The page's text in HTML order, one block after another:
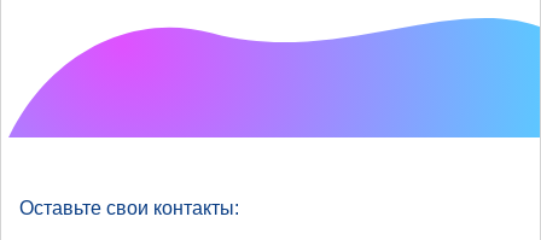
Оставьте свои контакты: